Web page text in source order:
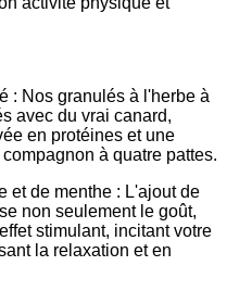
: Nos granulés à l'herbe à
avec du vrai canard,
en protéines et une
à quatre pattes.
et de menthe : L'ajout de
non seulement le goût,
stimulant, incitant votre
la relaxation et en